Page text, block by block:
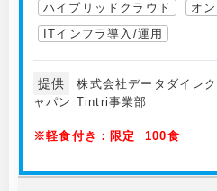
ハイブリッドクラウド
オ
ITインフラ導入/運用
提供
株式会社データダイレ
ャパン Tintri事業部
※軽食付き：限定 100食